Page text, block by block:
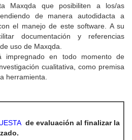
Maxqda que posibiliten a los/as
de manera autodidacta a
el manejo de este software. A su
documentación y referencias
uso de Maxqda.
impregnado en todo momento de
cualitativa, como premisa
herramienta.
de evaluación al finalizar la